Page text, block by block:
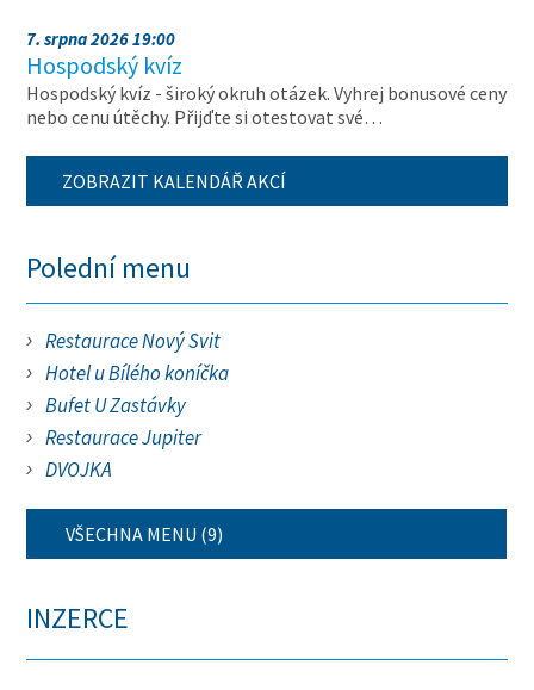
7. srpna 2026 19:00
Hospodský kvíz
Hospodský kvíz - široký okruh otázek. Vyhrej bonusové ceny
nebo cenu útěchy. Přijďte si otestovat své…
ZOBRAZIT KALENDÁŘ AKCÍ
Polední menu
Restaurace Nový Svit
Hotel u Bílého koníčka
Bufet U Zastávky
Restaurace Jupiter
DVOJKA
VŠECHNA MENU (9)
INZERCE